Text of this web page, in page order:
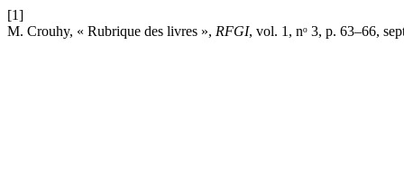
[1]
M. Crouhy, « Rubrique des livres », RFGI, vol. 1, nᵒ 3, p. 63–66,